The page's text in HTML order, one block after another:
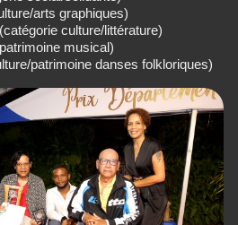
arts graphiques)
culture/littérature)
musical)
patrimoine danses folkloriques)